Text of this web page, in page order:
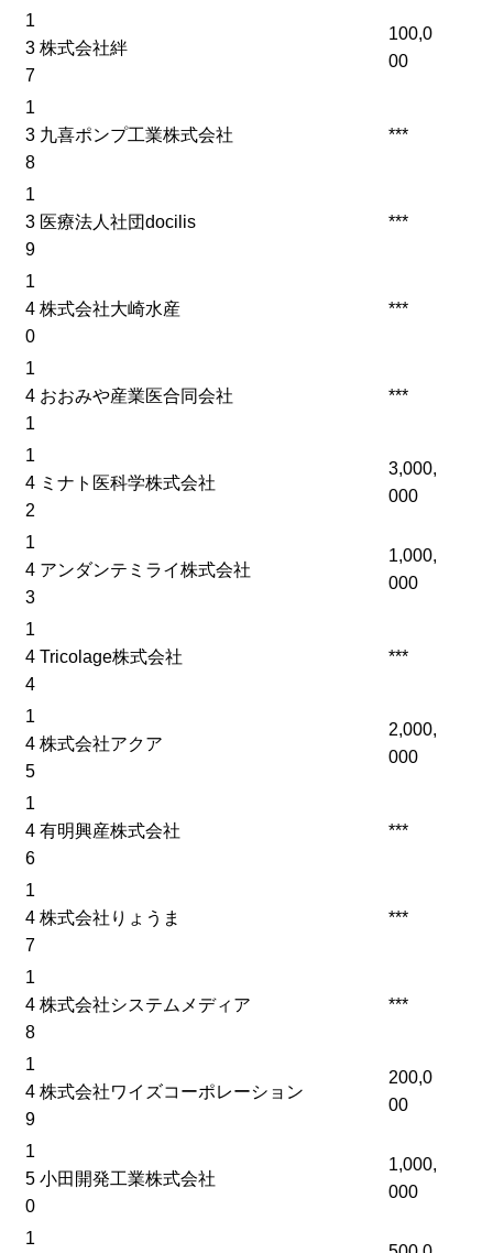
1
3
7
株式会社絆
100,0
00
1
3
8
九喜ポンプ工業株式会社 ***
1
3
9
医療法人社団docilis ***
1
4
0
株式会社大崎水産 ***
1
4
1
おおみや産業医合同会社 ***
1
4
2
ミナト医科学株式会社
3,000,
000
1
4
3
アンダンテミライ株式会社
1,000,
000
1
4
4
Tricolage株式会社 ***
1
4
5
株式会社アクア
2,000,
000
1
4
6
有明興産株式会社 ***
1
4
7
株式会社りょうま ***
1
4
8
株式会社システムメディア ***
1
4
9
株式会社ワイズコーポレーション
200,0
00
1
5
0
小田開発工業株式会社
1,000,
000
1